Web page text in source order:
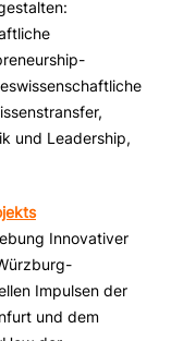
und Leadership,
Innovativer
Impulsen der
und dem